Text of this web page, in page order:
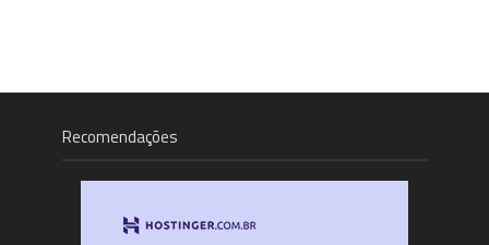
Recomendações